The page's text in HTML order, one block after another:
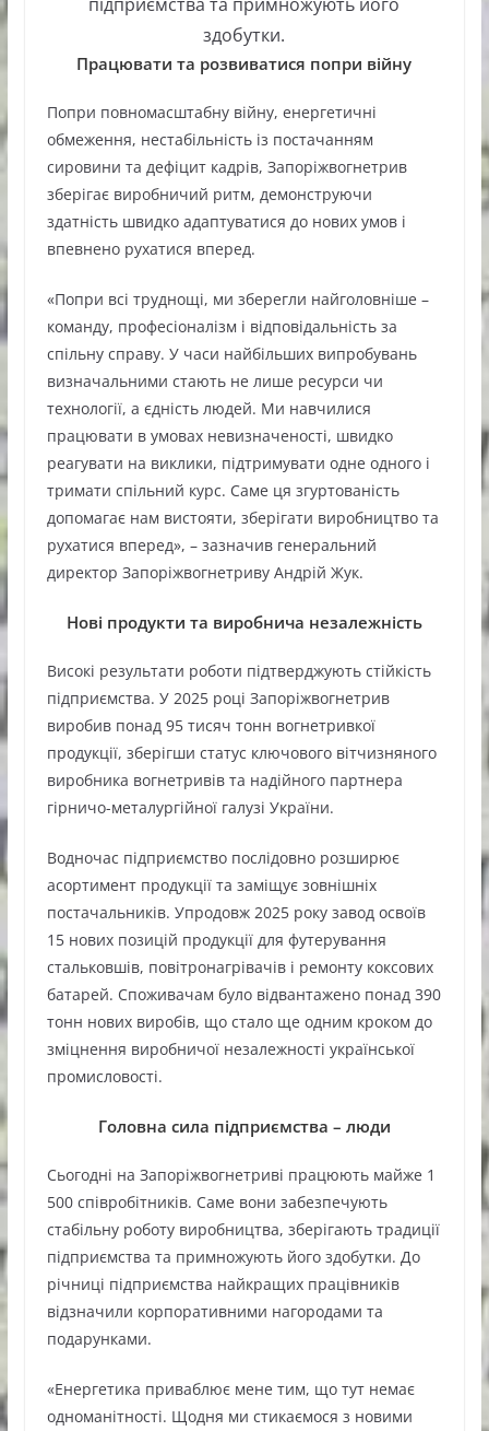
здобутки.
Працювати та розвиватися попри війну
Попри повномасштабну війну, енергетичні
обмеження, нестабільність із постачанням
сировини та дефіцит кадрів, Запоріжвогнетрив
зберігає виробничий ритм, демонструючи
здатність швидко адаптуватися до нових умов і
впевнено рухатися вперед.
«Попри всі труднощі, ми зберегли найголовніше –
команду, професіоналізм і відповідальність за
спільну справу. У часи найбільших випробувань
визначальними стають не лише ресурси чи
технології, а єдність людей. Ми навчилися
працювати в умовах невизначеності, швидко
реагувати на виклики, підтримувати одне одного і
тримати спільний курс. Саме ця згуртованість
допомагає нам вистояти, зберігати виробництво та
рухатися вперед», – зазначив генеральний
директор Запоріжвогнетриву Андрій Жук.
Нові продукти та виробнича незалежність
Високі результати роботи підтверджують стійкість
підприємства. У 2025 році Запоріжвогнетрив
виробив понад 95 тисяч тонн вогнетривкої
продукції, зберігши статус ключового вітчизняного
виробника вогнетривів та надійного партнера
гірничо-металургійної галузі України.
Водночас підприємство послідовно розширює
асортимент продукції та заміщує зовнішніх
постачальників. Упродовж 2025 року завод освоїв
15 нових позицій продукції для футерування
стальковшів, повітронагрівачів і ремонту коксових
батарей. Споживачам було відвантажено понад 390
тонн нових виробів, що стало ще одним кроком до
зміцнення виробничої незалежності української
промисловості.
Головна сила підприємства – люди
Сьогодні на Запоріжвогнетриві працюють майже 1
500 співробітників. Саме вони забезпечують
стабільну роботу виробництва, зберігають традиції
підприємства та примножують його здобутки. До
річниці підприємства найкращих працівників
відзначили корпоративними нагородами та
подарунками.
«Енергетика приваблює мене тим, що тут немає
одноманітності. Щодня ми стикаємося з новими